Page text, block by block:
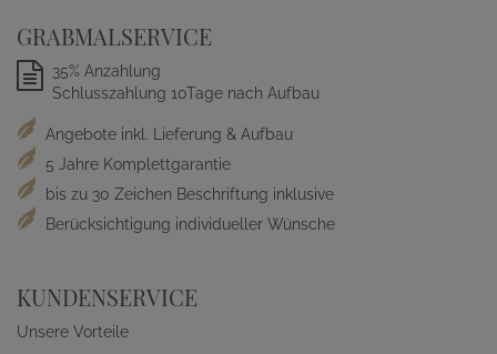
GRABMALSERVICE
35% Anzahlung
Schlusszahlung 10Tage nach Aufbau
Angebote inkl. Lieferung & Aufbau
5 Jahre Komplettgarantie
bis zu 30 Zeichen Beschriftung inklusive
Berücksichtigung individueller Wünsche
KUNDENSERVICE
Unsere Vorteile